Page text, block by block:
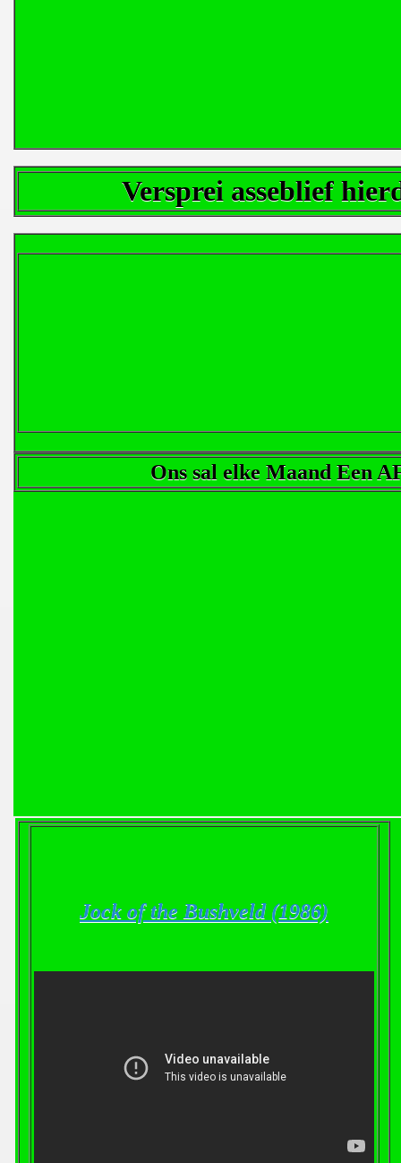
Versprei asseblief
Ons sal elke Maand Een
Jock of the Bushveld (1986)